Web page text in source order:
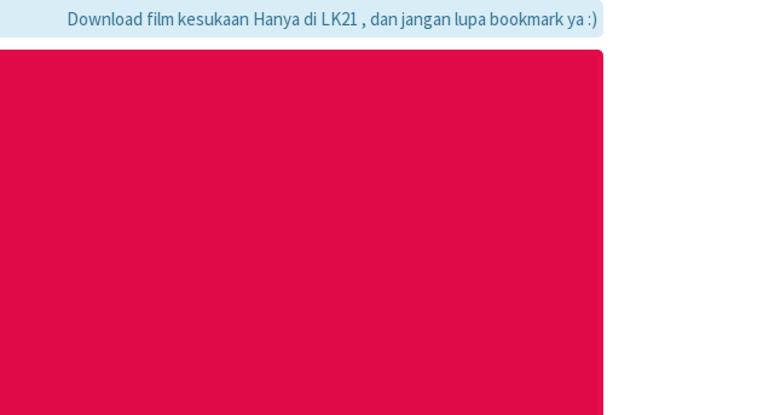
Download film kesukaan Hanya di LK21 , dan jangan lupa bookmark ya :)